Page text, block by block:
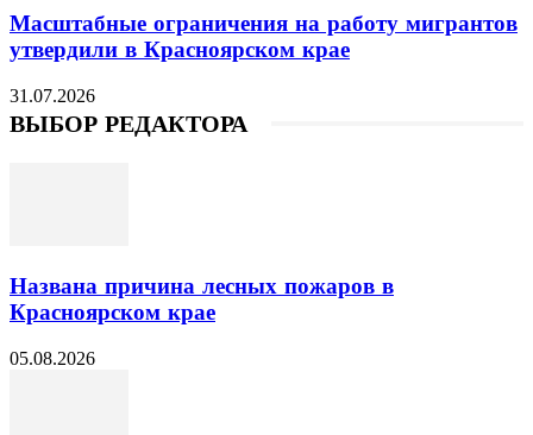
Масштабные ограничения на работу мигрантов
утвердили в Красноярском крае
31.07.2026
ВЫБОР РЕДАКТОРА
Названа причина лесных пожаров в
Красноярском крае
05.08.2026